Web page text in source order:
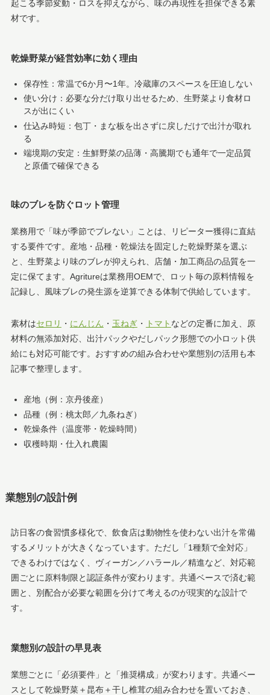
起こる季節変動・ロスを抑えながら、味の再現性を担保できる素
材です。
乾燥野菜が経営効率に効く理由
保存性：常温で6か月〜1年。冷蔵庫のスペースを圧迫しない
使い分け：必要な分だけ取り出せるため、生野菜より食材ロ
スが出にくい
仕込み時短：包丁・まな板を出さずに戻しだけで出汁が取れ
る
端境期の安定：生鮮野菜の品薄・高騰期でも通年で一定品質
と原価で確保できる
味のブレを防ぐロット管理
業務用で「味が季節でブレない」ことは、リピーター獲得に直結
する要件です。産地・品種・乾燥法を固定した乾燥野菜を選ぶ
と、生野菜より味のブレが抑えられ、店舗・加工商品の品質を一
定に保てます。Agritureは業務用OEMで、ロット毎の原料情報を
記録し、風味ブレの発生源を逆算できる体制で供給しています。
素材はセロリ ・ にんじん ・ 玉ねぎ・ トマト などの定番に加え、原
材料の無添加対応、出汁パックやだしパック形態での小ロット供
給にも対応可能です。おすすめの組み合わせや業態別の活用も本
記事で整理します。
産地（例：京丹後産）
品種（例：桃太郎／九条ねぎ）
乾燥条件（温度帯・乾燥時間）
収穫時期・仕入れ農園
業態別の設計例
訪日客の食習慣多様化で、飲食店は動物性を使わない出汁を常備
するメリットが大きくなっています。ただし「1種類で全対応」
できるわけではなく、ヴィーガン／ハラール／精進など、対応範
囲ごとに原料制限と認証条件が変わります。共通ベースで済む範
囲と、別配合が必要な範囲を分けて考えるのが現実的な設計で
す。
業態別の設計の早見表
業態ごとに「必須要件」と「推奨構成」が変わります。共通ベー
スとして乾燥野菜＋昆布＋干し椎茸の組み合わせを置いておき、